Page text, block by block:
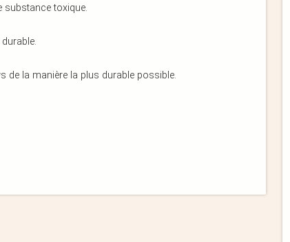
substance toxique.
de la manière la plus durable possible.